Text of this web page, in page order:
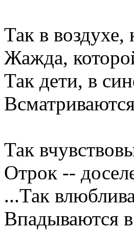
Так в
Жажда,
Так дети, в
Так
Отрок --
...Так
Впадываются